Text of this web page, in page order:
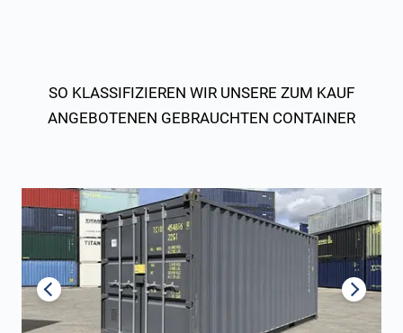
SO KLASSIFIZIEREN WIR UNSERE ZUM KAUF
ANGEBOTENEN GEBRAUCHTEN CONTAINER